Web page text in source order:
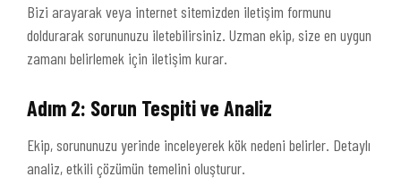
Bizi arayarak veya internet sitemizden iletişim formunu
doldurarak sorununuzu iletebilirsiniz. Uzman ekip, size en uygun
zamanı belirlemek için iletişim kurar.
Adım 2: Sorun Tespiti ve Analiz
Ekip, sorununuzu yerinde inceleyerek kök nedeni belirler. Detaylı
analiz, etkili çözümün temelini oluşturur.